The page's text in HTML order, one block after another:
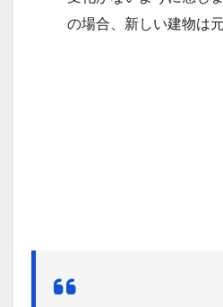
の場合、新しい建物は